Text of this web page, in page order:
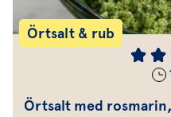
Örtsalt & rub
Örtsalt med